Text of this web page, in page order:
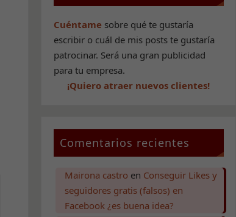
Cuéntame sobre qué te gustaría
escribir o cuál de mis posts te gustaría
patrocinar. Será una gran publicidad
para tu empresa.
¡Quiero atraer nuevos clientes!
Comentarios recientes
Mairona castro en Conseguir Likes y
seguidores gratis (falsos) en
Facebook ¿es buena idea?